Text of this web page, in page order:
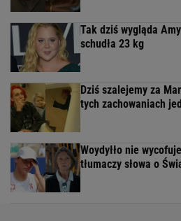
Tak dziś wygląda
schudła 23 kg
Dziś szalejemy za
tych zachowaniach
Woydyłło nie
tłumaczy słowa o